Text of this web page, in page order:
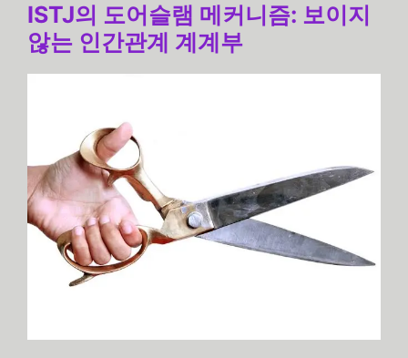
ISTJ의 도어슬램 메커니즘: 보이지
않는 인간관계 계계부